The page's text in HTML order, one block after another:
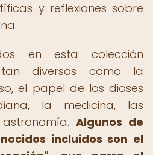
y reflexiones sobre
en esta colección
diversos como la
el papel de los dioses
la medicina, las
Algunos de
incluidos son el